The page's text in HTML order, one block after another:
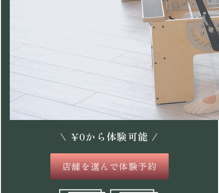
\ ¥0から体験可能 /
店舗を選んで体験予約